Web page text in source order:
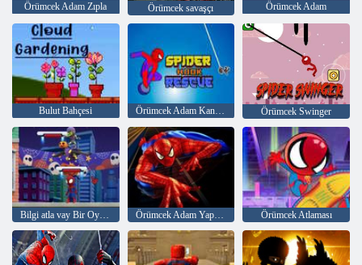
Örümcek Adam Zıpla Örümcek savaşçı Örümcek Adam
Bulut Bahçesi Örümcek Adam Kanca Kurtarma Örümcek Swinger
Bilgi atla vay Bir Oyun Seç Örümcek Adam Yapboz Örümcek Atlaması